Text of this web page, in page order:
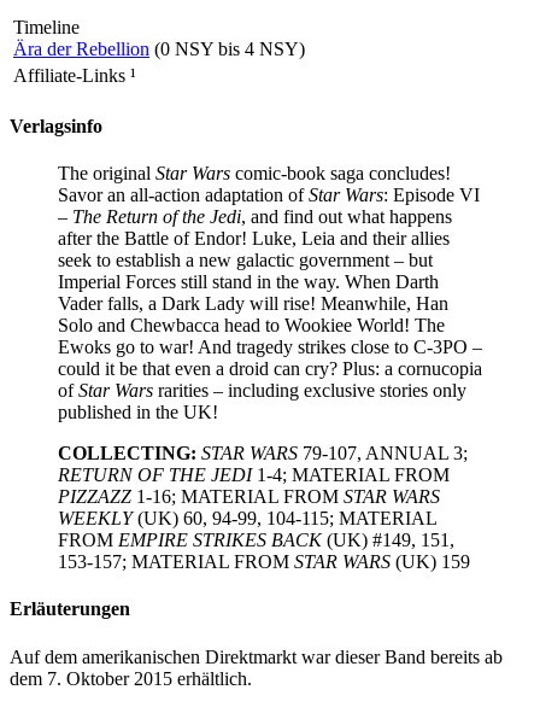
Timeline
Ära der Rebellion (0 NSY bis 4 NSY)
Affiliate-Links ¹
Verlagsinfo
The original Star Wars comic-book saga concludes!
Savor an all-action adaptation ofStar Wars: Episode VI
– The Return of the Jedi, and find out what happens
after the Battle of Endor! Luke, Leia and their allies
seek to establish a new galactic government – but
Imperial Forces still stand in the way. When Darth
Vader falls, a Dark Lady will rise! Meanwhile, Han
Solo and Chewbacca head to Wookiee World! The
Ewoks go to war! And tragedy strikes close to C-3PO –
could it be that even a droid can cry? Plus: a cornucopia
ofStar Wars rarities – including exclusive stories only
published in the UK!
COLLECTING: STAR WARS 79-107, ANNUAL 3;
RETURN OF THE JEDI1-4; MATERIAL FROM
PIZZAZZ 1-16; MATERIAL FROM STAR WARS
WEEKLY(UK) 60, 94-99, 104-115; MATERIAL
FROM EMPIRE STRIKES BACK(UK) #149, 151,
153-157; MATERIAL FROM STAR WARS (UK) 159
Erläuterungen
Auf dem amerikanischen Direktmarkt war dieser Band bereits ab
dem 7. Oktober 2015 erhältlich.